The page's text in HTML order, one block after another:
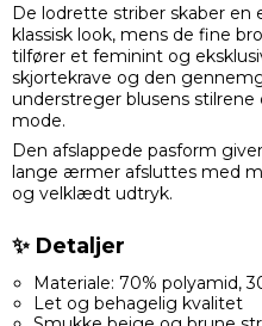
De lodrette striber skaber
klassisk look, mens de fine
tilfører et feminint og
skjortekrave og den
understreger blusens stilrene
mode.
Den afslappede pasform
lange ærmer afsluttes med
og velklædt udtryk.
✨ Detaljer
Materiale: 70% polyamid,
Let og behagelig kvalitet